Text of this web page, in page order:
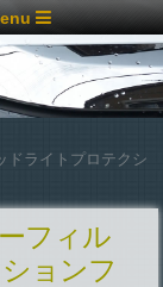
ドライトプロテクシ
フィル
ョンフ